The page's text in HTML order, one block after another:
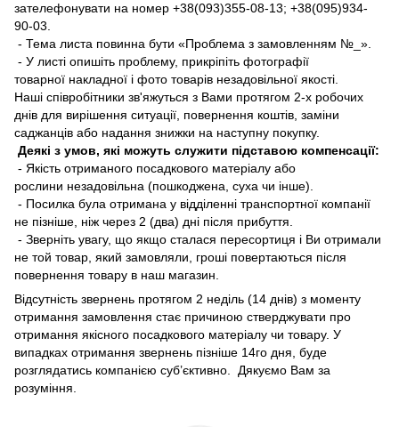
зателефонувати на номер +38(093)355-08-13; +38(095)934-
90-03.
- Тема листа повинна бути «Проблема з замовленням №_».
- У листі опишіть проблему, прикріпіть фотографії
товарної накладної і фото товарів незадовільної якості.
Наші співробітники зв'яжуться з Вами протягом 2-х робочих
днів для вирішення ситуації, повернення коштів, заміни
саджанців або надання знижки на наступну покупку.
Деякі з умов, які можуть служити підставою компенсації:
- Якість отриманого посадкового матеріалу або
рослини незадовільна (пошкоджена, суха чи інше).
- Посилка була отримана у відділенні транспортної компанії
не пізніше, ніж через 2 (два) дні після прибуття.
- Зверніть увагу, що якщо сталася пересортиця і Ви отримали
не той товар, який замовляли, гроші повертаються після
повернення товару в наш магазин.
Відсутність звернень протягом 2 неділь (14 днів) з моменту
отримання замовлення стає причиною стверджувати про
отримання якісного посадкового матеріалу чи товару. У
випадках отримання звернень пізніше 14го дня, буде
розглядатись компанією суб’єктивно. Дякуємо Вам за
розуміння.